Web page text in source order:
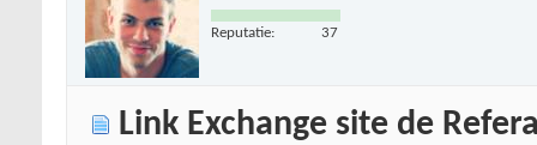
Reputatie: 37
Link Exchange site de